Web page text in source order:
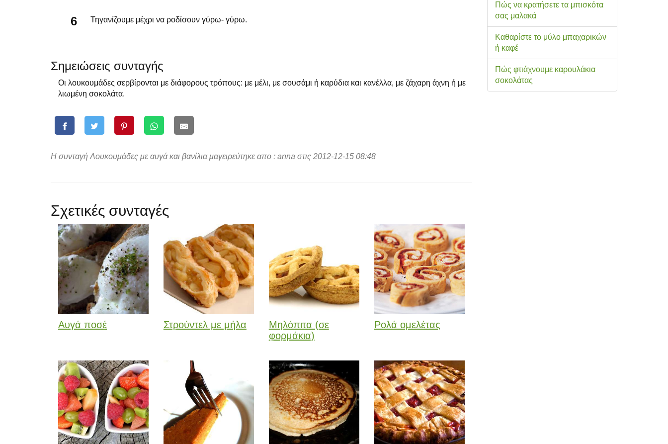
Τηγανίζουμε μέχρι να ροδίσουν γύρω- γύρω.
Σημειώσεις συνταγής
Οι λουκουμάδες σερβίρονται με διάφορους τρόπους: με μέλι, με σουσάμι ή καρύδια και κανέλλα, με ζάχαρη άχνη ή με
λιωμένη σοκολάτα.
Η συνταγή Λουκουμάδες με αυγά και βανίλια μαγειρεύτηκε απο : anna στις 2012-12-15 08:48
Σχετικές συνταγές
Αυγά ποσέ Στρούντελ με μήλα
Μηλόπιτα (σε
φορμάκια)
Ρολά ομελέτας
Πώς να κρατήσετε τα μπισκότα
σας μαλακά
Καθαρίστε το μύλο μπαχαρικών
ή καφέ
Πώς φτιάχνουμε καρουλάκια
σοκολάτας